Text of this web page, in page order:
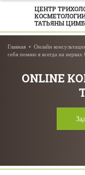
ЦЕНТР
ТАТЬЯНЫ
Главная Онлайн
себя помню я всегда на нервах
ONLINE